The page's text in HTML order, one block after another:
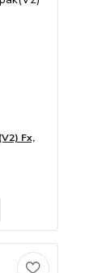
Fx,